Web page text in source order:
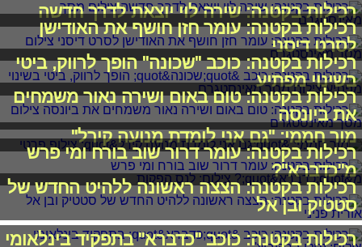
רכילות בקטנה: שירה לוי יוצאת לדרך חדשה
רכילות בקטנה: עומר חזן חושף את האודישן
לסרט דיסני
רכילות בקטנה: כוכב "שכונה" הופך לרווק, ביטי
בשינוי מפתיע
רכילות בקטנה: טום באום ושירה נאור משמחים
את ביונסה
מור חממי: "גם אני לומדת מנועה קירל"
רכילות בקטנה: עומר דרור שוב בורח ומי פרש
מ"כדברא"?
רכילות בקטנה: הצצה ראשונה ללהיט החדש של
סטטיק ובן אל
רכילות בקטנה: כוכב "כדברא" בתפקיד בינלאומי